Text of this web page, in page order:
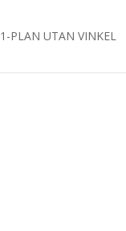
1-PLAN UTAN VINKEL